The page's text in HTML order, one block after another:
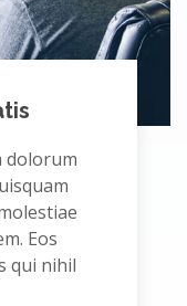
dolorum
Eos
qui nihil